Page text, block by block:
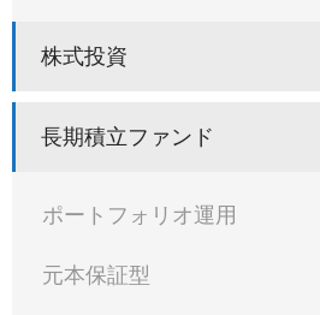
株式投資
長期積立ファンド
ポートフォリオ運用
元本保証型